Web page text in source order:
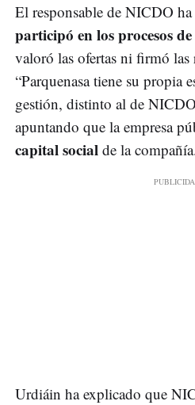
El responsable de NICDO
participó en los procesos
valoró las ofertas ni firmó las
“Parquenasa tiene su propia
gestión, distinto al de
apuntando que la empresa
capital social de la
Urdiáin ha explicado que